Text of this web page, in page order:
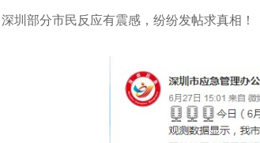
圳部分市民反应有震感，纷纷发帖求真相！